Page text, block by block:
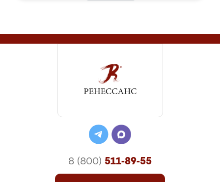
8 (800) 511-89-55